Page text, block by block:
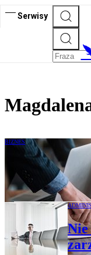
Serwisy
BIZNES
Skutki
obowiązku
Nie